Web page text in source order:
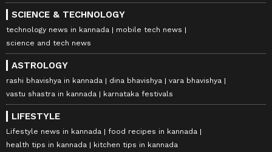
SCIENCE & TECHNOLOGY
technology news in kannada
mobile tech news
science and tech news
ASTROLOGY
rashi bhavishya in kannada dina bhavishya
vara bhavishya
vastu shastra in kannada
karnataka festivals
LIFESTYLE
Lifestyle news in kannada
food recipes in kannada
health tips in kannada
kitchen tips in kannada